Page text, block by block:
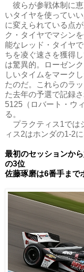
彼らが参戦体制に恵
いタイヤを使ってい
に変えられている点
ク・タイヤでマシン
能なレッド・タイヤ
ちを凌ぐ速さを獲得
は驚異的。ローゼン
しいタイムをマーク
たのだ。これらのラ
た去年の予選で記録
5125（ロバート・ウ
る。
プラクティス1では
ィス2はホンダの1-2に
最初のセッションか
の3位
佐藤琢磨は6番手まで